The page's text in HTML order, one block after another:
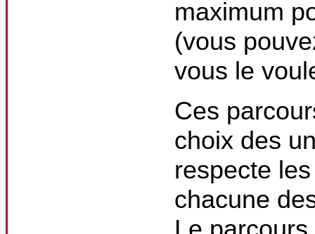
maximum
(vous
vous le
Ces
choix des
respecte
chacune